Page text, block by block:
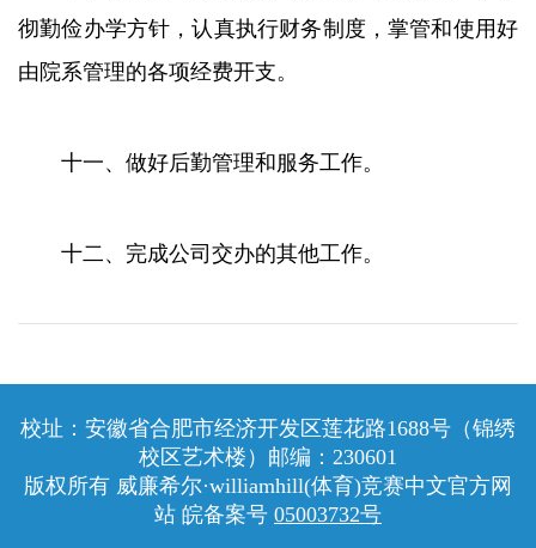
彻勤俭办学方针，认真执行财务制度，掌管和使用好
由院系管理的各项经费开支。
十一、做好后勤管理和服务工作。
十二、完成公司交办的其他工作。
校址：安徽省合肥市经济开发区莲花路1688号（锦绣
校区艺术楼 ）邮编：230601
版权所有 威廉希尔·williamhill(体育)竞赛中文官方网
站 皖备案号 05003732号